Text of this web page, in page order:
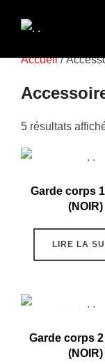
Accueil/
5 résultats
Garde corps
(NOIR)
LIRE LA
Garde corps
(NOIR)